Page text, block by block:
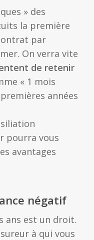
» des
la première
par
On verra vite
de retenir
« 1 mois
années
pourra vous
avantages
négatif
ans est un droit.
à qui vous